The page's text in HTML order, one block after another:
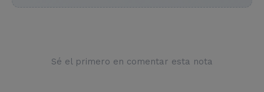
Sé el primero en comentar esta nota